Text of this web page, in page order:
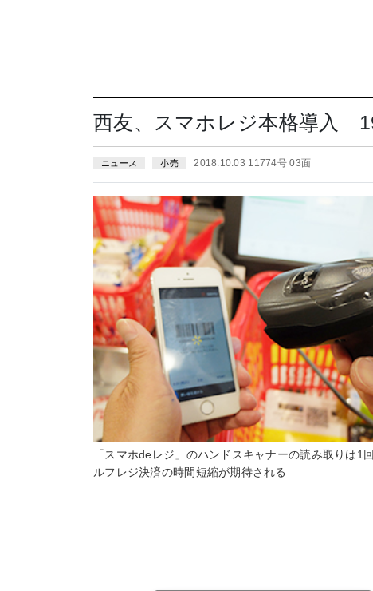
西友、スマホレジ本格導入
ニュース 小売 2018.10.03 11774号 03面
「スマホdeレジ」のハンドスキャナーの読み取りは1
ルフレジ決済の時間短縮が期待される